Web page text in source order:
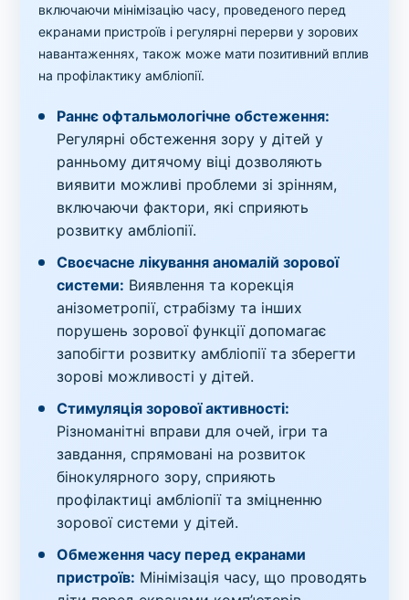
включаючи мінімізацію часу, проведеного перед
екранами пристроїв і регулярні перерви у зорових
навантаженнях, також може мати позитивний вплив
на профілактику амбліопії.
Раннє офтальмологічне обстеження:
Регулярні обстеження зору у дітей у
ранньому дитячому віці дозволяють
виявити можливі проблеми зі зрінням,
включаючи фактори, які сприяють
розвитку амбліопії.
Своєчасне лікування аномалій зорової
системи: Виявлення та корекція
анізометропії, страбізму та інших
порушень зорової функції допомагає
запобігти розвитку амбліопії та зберегти
зорові можливості у дітей.
Стимуляція зорової активності:
Різноманітні вправи для очей, ігри та
завдання, спрямовані на розвиток
бінокулярного зору, сприяють
профілактиці амбліопії та зміцненню
зорової системи у дітей.
Обмеження часу перед екранами
пристроїв: Мінімізація часу, що проводять